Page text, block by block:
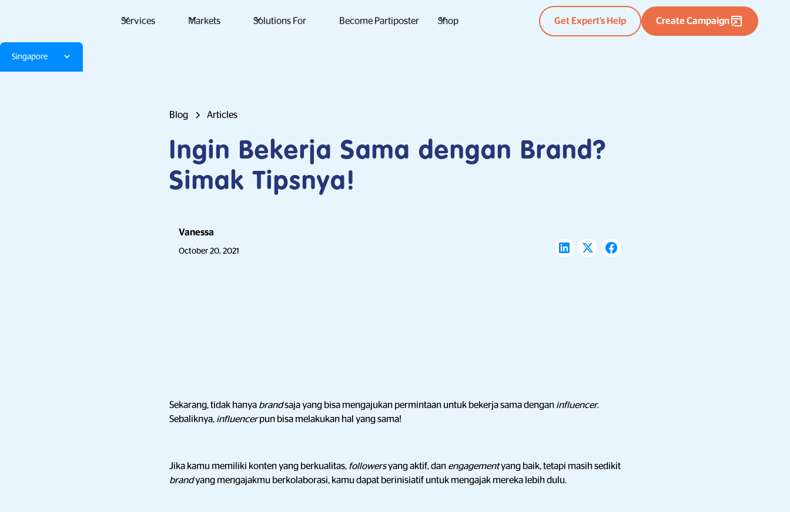
Services Markets Solutions For Become Partiposter Shop Get Expert’s Help Create Campaign
Singapore
Blog Articles
Ingin Bekerja Sama dengan Brand?
Simak Tipsnya!
Vanessa
October 20, 2021
Sekarang, tidak hanya brandsaja yang bisa mengajukan permintaan untuk bekerja sama dengan influencer.
Sebaliknya, influencerpun bisa melakukan hal yang sama!
Jika kamu memiliki konten yang berkualitas, followersyang aktif, dan engagementyang baik, tetapi masih sedikit
brandyang mengajakmu berkolaborasi, kamu dapat berinisiatif untuk mengajak mereka lebih dulu.